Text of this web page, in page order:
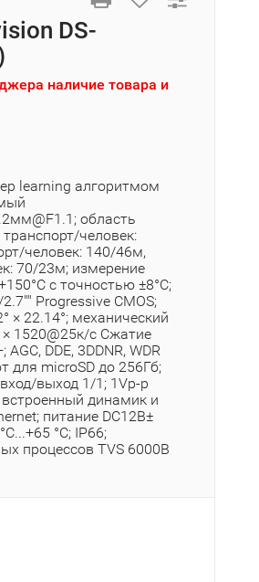
DS-
наличие товара и
learning алгоритмом
область
человек:
человек: 140/46м,
70/23м; измерение
с точностью ±8°C;
Progressive CMOS;
× 22.14°; механический
1520@25к/с Сжатие
DDE, 3DDNR, WDR
для microSD до 256Гб;
выход 1/1; 1Vp-p
динамик и
питание DC12В±
°C; IP66;
процессов TVS 6000B